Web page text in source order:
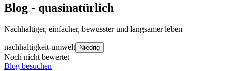
Blog - quasinatürlich
Nachhaltiger, einfacher, bewusster und langsamer leben
nachhaltigkeit-umwelt Niedrig
Noch nicht bewertet
Blog besuchen